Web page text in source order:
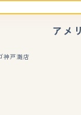
アメ
神戸灘店